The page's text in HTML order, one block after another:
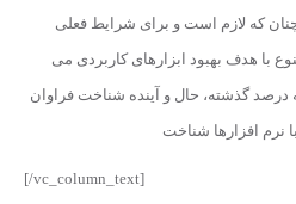
که لازم است و برای شرایط فعلی
با هدف بهبود ابزارهای کاربردی می
گذشته، حال و آینده شناخت فراوان
[/vc_column_text]